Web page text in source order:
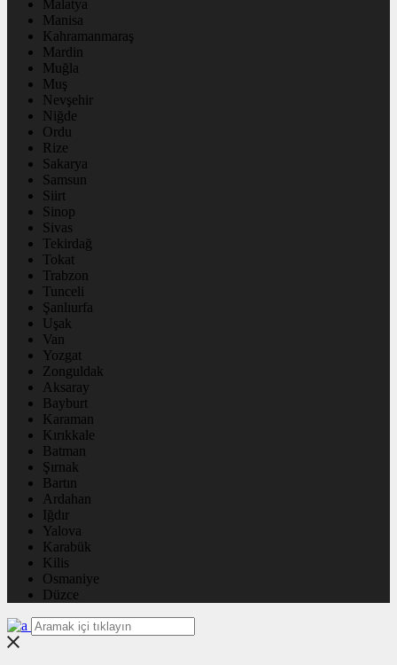
Malatya
Manisa
Kahramanmaraş
Mardin
Muğla
Muş
Nevşehir
Niğde
Ordu
Rize
Sakarya
Samsun
Siirt
Sinop
Sivas
Tekirdağ
Tokat
Trabzon
Tunceli
Şanlıurfa
Uşak
Van
Yozgat
Zonguldak
Aksaray
Bayburt
Karaman
Kırıkkale
Batman
Şırnak
Bartın
Ardahan
Iğdır
Yalova
Karabük
Kilis
Osmaniye
Düzce